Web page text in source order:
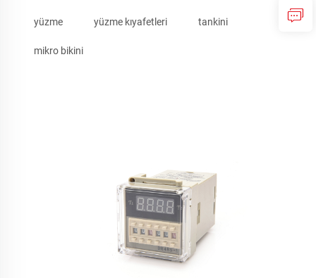
yüzme yüzme kıyafetleri tankini
mikro bikini